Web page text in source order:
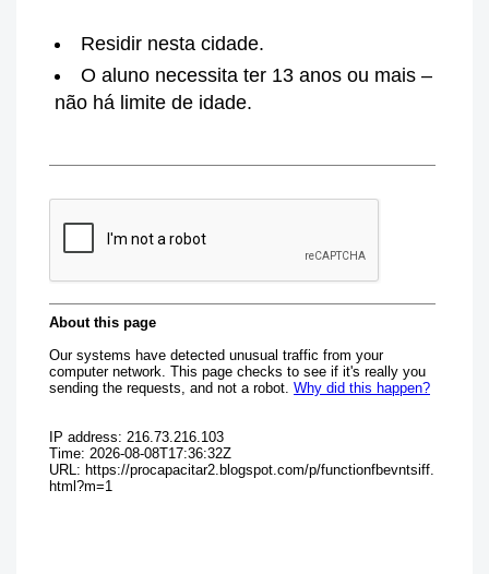
Residir nesta cidade.
O aluno necessita ter 13 anos ou mais –
não há limite de idade.